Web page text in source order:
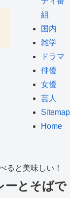
組
国内
雑学
ドラマ
俳優
女優
芸人
Sitemap
Home
ると美味しい！
ーとそばで